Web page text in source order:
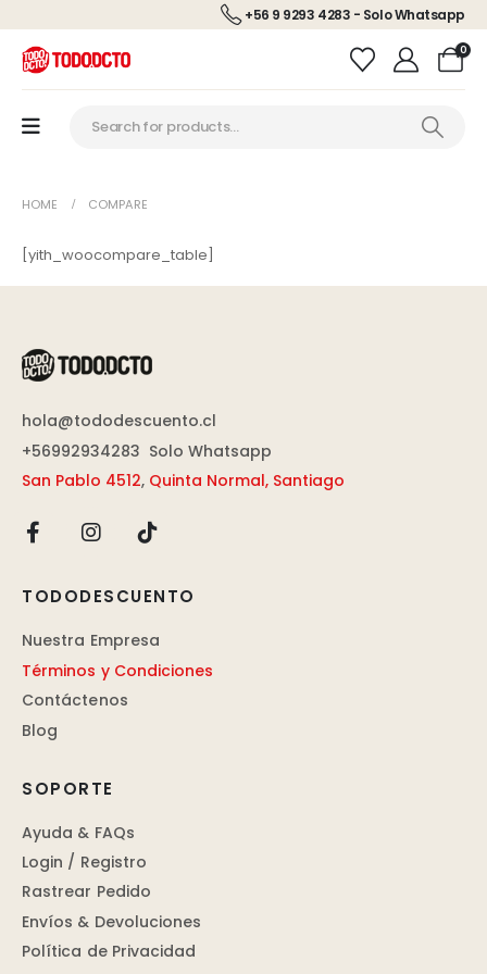
+56 9 9293 4283 - Solo Whatsapp
0
HOME COMPARE
[yith_woocompare_table]
hola@tododescuento.cl
+56992934283 Solo Whatsapp
San Pablo 4512, Quinta Normal, Santiago
TODODESCUENTO
Nuestra Empresa
Términos y Condiciones
Contáctenos
Blog
SOPORTE
Ayuda & FAQs
Login / Registro
Rastrear Pedido
Envíos & Devoluciones
Política de Privacidad